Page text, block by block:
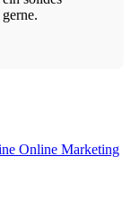
Online Marketing